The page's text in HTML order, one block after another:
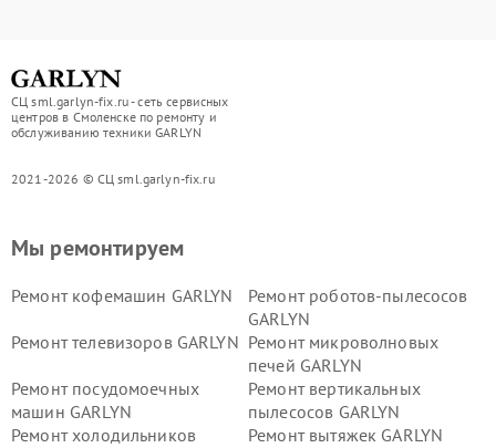
СЦ sml.garlyn-fix.ru - сеть сервисных
центров в Смоленске по ремонту и
обслуживанию техники GARLYN
2021-2026 © СЦ sml.garlyn-fix.ru
Мы ремонтируем
Ремонт кофемашин GARLYN
Ремонт роботов-пылесосов
GARLYN
Ремонт телевизоров GARLYN Ремонт микроволновых
печей GARLYN
Ремонт посудомоечных
машин GARLYN
Ремонт вертикальных
пылесосов GARLYN
Ремонт холодильников
Ремонт вытяжек GARLYN